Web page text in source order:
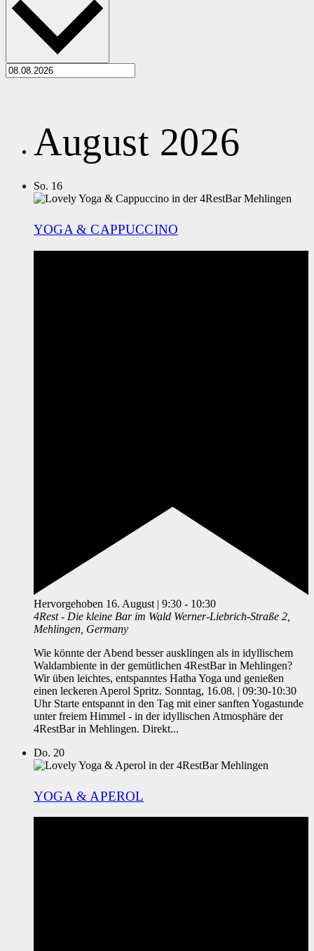
August 2026
So. 16
YOGA & CAPPUCCINO
Hervorgehoben 16. August | 9:30 - 10:30
4Rest - Die kleine Bar im Wald Werner-Liebrich-Straße 2,
Mehlingen, Germany
Wie könnte der Abend besser ausklingen als in idyllischem
Waldambiente in der gemütlichen 4RestBar in Mehlingen?
Wir üben leichtes, entspanntes Hatha Yoga und genießen
einen leckeren Aperol Spritz. Sonntag, 16.08. | 09:30-10:30
Uhr Starte entspannt in den Tag mit einer sanften Yogastunde
unter freiem Himmel - in der idyllischen Atmosphäre der
4RestBar in Mehlingen. Direkt...
Do. 20
YOGA & APEROL